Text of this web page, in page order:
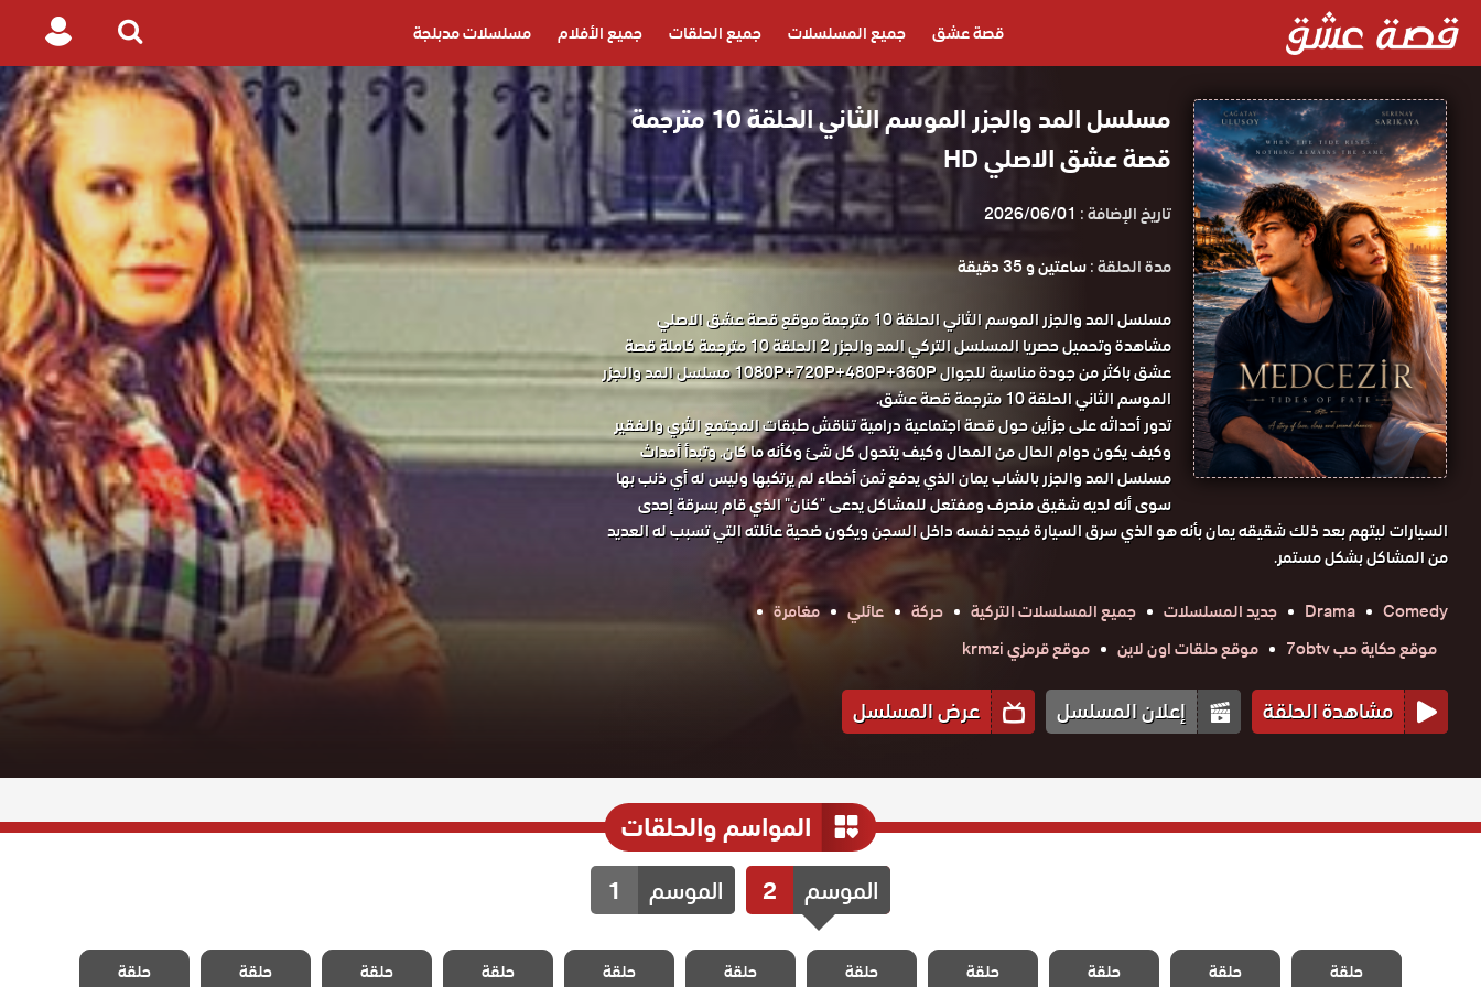
قصة عشق جميع المسلسلات جميع الحلقات جميع الأفلام مسلسلات مدبلجة
Search
for
Login
مسلسل المد والجزر الموسم الثاني الحلقة 10 مترجمة
قصة عشق الاصلي HD
تاريخ الإضافة : 2026/06/01
مدة الحلقة :ساعتين و 35 دقيقة
مسلسل المد والجزر الموسم الثاني الحلقة 10 مترجمة موقع قصة عشق الاصلي
مشاهدة وتحميل حصريا المسلسل التركي المد والجزر 2 الحلقة 10 مترجمة كاملة قصة
عشق باكثر من جودة مناسبة للجوال 1080P+720P+480P+360P مسلسل المد والجزر
الموسم الثاني الحلقة 10 مترجمة قصة عشق.
تدور أحداثه على جزأين حول قصة اجتماعية درامية تناقش طبقات المجتمع الثري والفقير
وكيف يكون دوام الحال من المحال وكيف يتحول كل شئ وكأنه ما كان. وتبدأ أحداث
مسلسل المد والجزر بالشاب يمان الذي يدفع ثمن أخطاء لم يرتكبها وليس له أي ذنب بها
سوى أنه لديه شقيق منحرف ومفتعل للمشاكل يدعى "كنان" الذي قام بسرقة إحدى
السيارات ليتهم بعد ذلك شقيقه يمان بأنه هو الذي سرق السيارة فيجد نفسه داخل السجن ويكون ضحية عائلته التي تسبب له العديد
من المشاكل بشكل مستمر.
Comedy
Drama جديد المسلسلات جميع المسلسلات التركية حركة عائلي
مغامرة
موقع حكاية حب 7obtv
موقع حلقات اون لاين موقع قرمزي krmzi
مشاهدة الحلقة إعلان المسلسل عرض المسلسل
المواسم والحلقات
الموسم 2 الموسم 1
والجزر الموسم
حلقة
مسلسل المد
والجزر الموسم
حلقة
مسلسل المد
والجزر الموسم
حلقة
مسلسل المد
والجزر الموسم
حلقة
مسلسل المد
والجزر الموسم
حلقة
مسلسل المد
والجزر الموسم
حلقة
مسلسل المد
والجزر الموسم
حلقة
مسلسل المد
والجزر الموسم
حلقة
مسلسل المد
والجزر الموسم
حلقة
مسلسل المد
والجزر الموسم
حلقة
مسلسل المد
والجزر الموسم
حلقة